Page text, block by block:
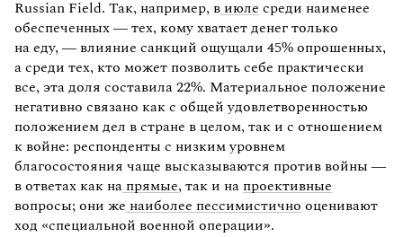
Russian Field. Так, например, в июле среди наименее
обеспеченных — тех, кому хватает денег только
на еду, — влияние санкций ощущали 45% опрошенных,
а среди тех, кто может позволить себе практически
все, эта доля составила 22%. Материальное положение
негативно связано как с общей удовлетворенностью
положением дел в стране в целом, так и с отношением
к войне: респонденты с низким уровнем
благосостояния чаще высказываются против войны —
в ответах как на прямые, так и на проективные
вопросы; они же наиболее пессимистично оценивают
ход «специальной военной операции».